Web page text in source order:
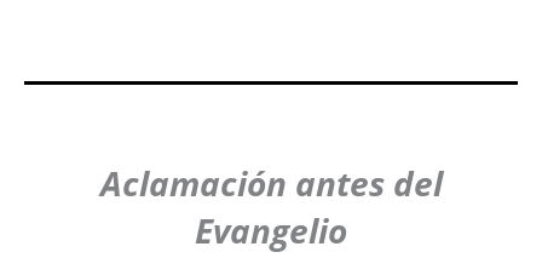
Aclamación antes del
Evangelio